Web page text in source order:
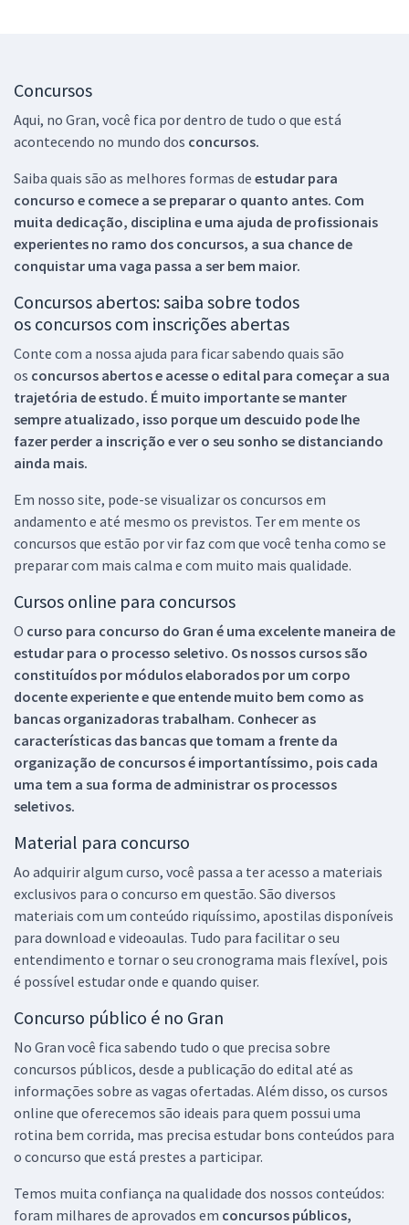
Concursos
Aqui, no Gran, você fica por dentro de tudo o que está
acontecendo no mundo dos concursos.
Saiba quais são as melhores formas de estudar para
concurso e comece a se preparar o quanto antes. Com
muita dedicação, disciplina e uma ajuda de profissionais
experientes no ramo dos concursos, a sua chance de
conquistar uma vaga passa a ser bem maior.
Concursos abertos: saiba sobre todos
os concursos com inscrições abertas
Conte com a nossa ajuda para ficar sabendo quais são
os concursos abertos e acesse o edital para começar a sua
trajetória de estudo. É muito importante se manter
sempre atualizado, isso porque um descuido pode lhe
fazer perder a inscrição e ver o seu sonho se distanciando
ainda mais.
Em nosso site, pode-se visualizar os concursos em
andamento e até mesmo os previstos. Ter em mente os
concursos que estão por vir faz com que você tenha como se
preparar com mais calma e com muito mais qualidade.
Cursos online para concursos
O curso para concurso do Gran é uma excelente maneira de
estudar para o processo seletivo. Os nossos cursos são
constituídos por módulos elaborados por um corpo
docente experiente e que entende muito bem como as
bancas organizadoras trabalham. Conhecer as
características das bancas que tomam a frente da
organização de concursos é importantíssimo, pois cada
uma tem a sua forma de administrar os processos
seletivos.
Material para concurso
Ao adquirir algum curso, você passa a ter acesso a materiais
exclusivos para o concurso em questão. São diversos
materiais com um conteúdo riquíssimo, apostilas disponíveis
para download e videoaulas. Tudo para facilitar o seu
entendimento e tornar o seu cronograma mais flexível, pois
é possível estudar onde e quando quiser.
Concurso público é no Gran
No Gran você fica sabendo tudo o que precisa sobre
concursos públicos, desde a publicação do edital até as
informações sobre as vagas ofertadas. Além disso, os cursos
online que oferecemos são ideais para quem possui uma
rotina bem corrida, mas precisa estudar bons conteúdos para
o concurso que está prestes a participar.
Temos muita confiança na qualidade dos nossos conteúdos:
foram milhares de aprovados em concursos públicos,